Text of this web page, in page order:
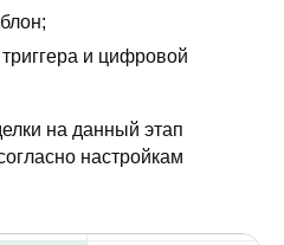
и цифровой
на данный этап
настройкам